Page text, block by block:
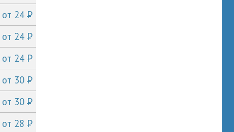
от 24P
от 24P
от 24P
от 30P
от 30P
от 28P